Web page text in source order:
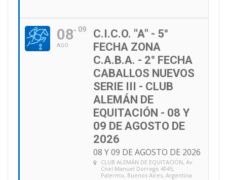
08
AGO
09
C.I.C.O. "A" - 5°
FECHA ZONA
C.A.B.A. - 2° FECHA
CABALLOS NUEVOS
SERIE III - CLUB
ALEMÁN DE
EQUITACIÓN - 08 Y
09 DE AGOSTO DE
2026
08 Y 09 DE AGOSTO DE 2026
CLUB ALEMÁN DE EQUITACIÓN, Av
Cnel Manuel Dorrego 4045,
Palermo, Buenos Aires, Argentina